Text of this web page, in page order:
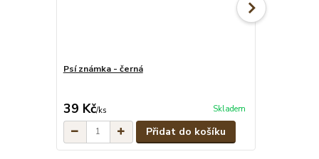
Psí známka - černá
39 Kč/ks Skladem
Přidat do košíku